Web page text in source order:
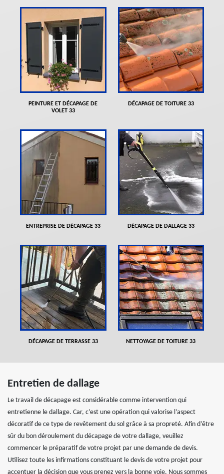
PEINTURE ET DÉCAPAGE DE
VOLET 33
DÉCAPAGE DE TOITURE 33
ENTREPRISE DE DÉCAPAGE 33 DÉCAPAGE DE DALLAGE 33
DÉCAPAGE DE TERRASSE 33 NETTOYAGE DE TOITURE 33
Entretien de dallage
Le travail de décapage est considérable comme intervention qui
entretienne le dallage. Car, c’est une opération qui valorise l’aspect
décoratif de ce type de revêtement du sol grâce à sa propreté. Afin d’être
sûr du bon déroulement du décapage de votre dallage, veuillez
commencer le préparatif de votre projet par une demande de devis.
Utilisez toute les infirmations constituant le devis de votre projet pour
accentuer la décision que vous prenez vers la bonne voie. Nous sommes